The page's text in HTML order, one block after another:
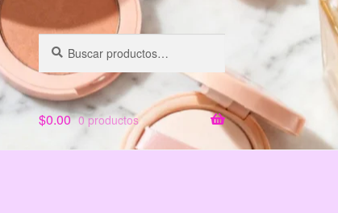
por:
$0.00 0 productos